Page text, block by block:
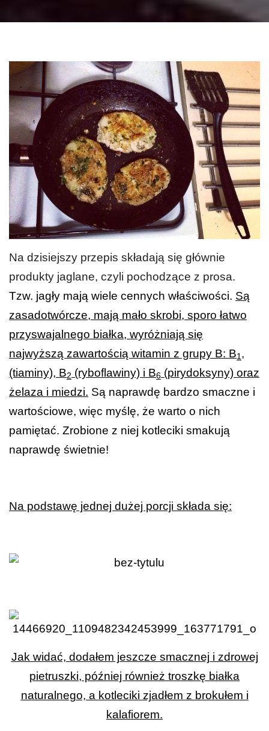
Na dzisiejszy przepis składają się głównie
produkty jaglane, czyli pochodzące z prosa.
Tzw. jagły mają wiele cennych właściwości. Są
zasadotwórcze, mają mało skrobi, sporo łatwo
przyswajalnego białka, wyróżniają się
najwyższą zawartością witamin z grupy B: B1,
(tiaminy), B2 (ryboflawiny) i B6 (pirydoksyny) oraz
żelaza i miedzi. Są naprawdę bardzo smaczne i
wartościowe, więc myślę, że warto o nich
pamiętać. Zrobione z niej kotleciki smakują
naprawdę świetnie!
Na podstawę jednej dużej porcji składa się:
Jak widać, dodałem jeszcze smacznej i zdrowej
pietruszki, później również troszkę białka
naturalnego, a kotleciki zjadłem z brokułem i
kalafiorem.